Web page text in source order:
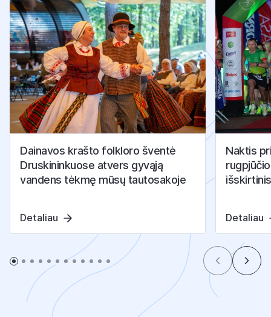
Dainavos krašto folkloro šventė
Druskininkuose atvers gyvąją
vandens tėkmę mūsų tautosakoje
Detaliau
Naktis
Detaliau